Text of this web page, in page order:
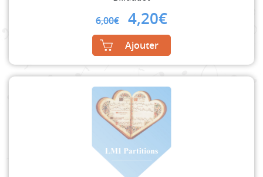
6,00€ Original
price
was:
6,00€.
4,20€Current
price
4,20€.
Ajouter